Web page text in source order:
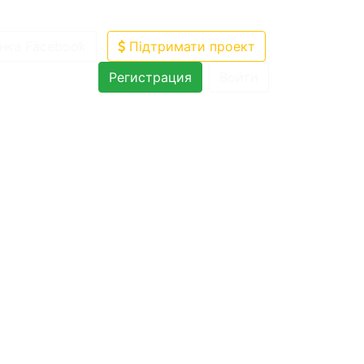
Підтримати проект
Регистрация